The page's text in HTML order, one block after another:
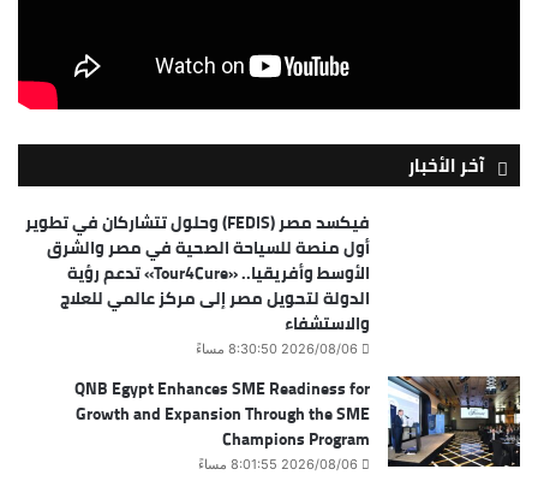
آخر الأخبار
فيكسد مصر (FEDIS) وحلول تتشاركان في تطوير
أول منصة للسياحة الصحية في مصر والشرق
الأوسط وأفريقيا.. «Tour4Cure» تدعم رؤية
الدولة لتحويل مصر إلى مركز عالمي للعلاج
والاستشفاء
2026/08/06 8:30:50 مساءً
QNB Egypt Enhances SME Readiness for
Growth and Expansion Through the SME
Champions Program
2026/08/06 8:01:55 مساءً